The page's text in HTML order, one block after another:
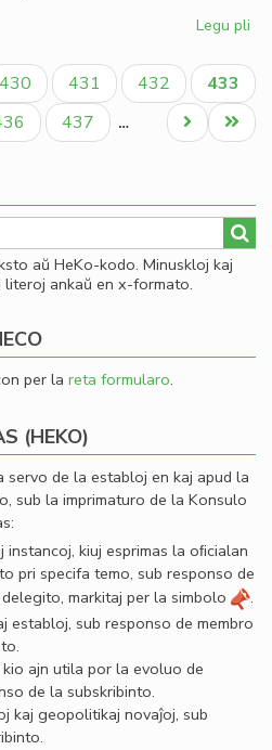
Legu pli
pri
D-
ro
Paĝo
430 Paĝo
431 Paĝo
432
Aktuala
paĝo
433
Paĝo
437 …
Last
page
Next
page
aŭ HeKo-kodo. Minuskloj kaj
literoj ankaŭ en x-formato.
per la reta formularo.
(HEKO)
de la establoj en kaj apud la
sub la imprimaturo de la Konsulo
instancoj, kiuj esprimas la oﬁcialan
pri specifa temo, sub responso de
markitaj per la simbolo
.
establoj, sub responso de membro
ajn utila por la evoluo de
de la subskribinto.
kaj geopolitikaj novaĵoj, sub